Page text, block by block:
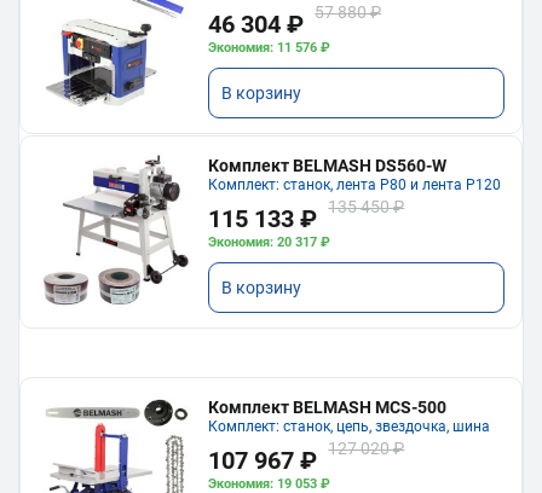
46 304 ₽ 57 880 ₽
Экономия: 11 576 ₽
В корзину
Комплект BELMASH DS560-W
Комплект: станок, лента P80 и лента P120
115 133 ₽ 135 450 ₽
Экономия: 20 317 ₽
В корзину
Комплект BELMASH MCS-500
Комплект: станок, цепь, звездочка, шина
107 967 ₽ 127 020 ₽
Экономия: 19 053 ₽